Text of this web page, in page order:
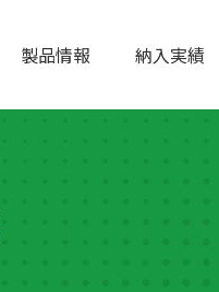
製品情報 納入実績